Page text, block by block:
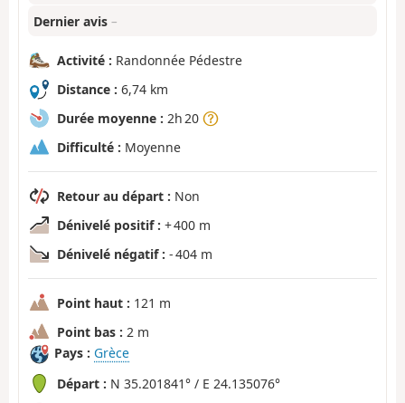
Dernier avis –
Activité : Randonnée Pédestre
Distance : 6,74 km
Durée moyenne : 2h 20
Difficulté : Moyenne
Retour au départ : Non
Dénivelé positif : + 400 m
Dénivelé négatif : - 404 m
Point haut : 121 m
Point bas : 2 m
Pays : Grèce
Départ : N 35.201841° / E 24.135076°